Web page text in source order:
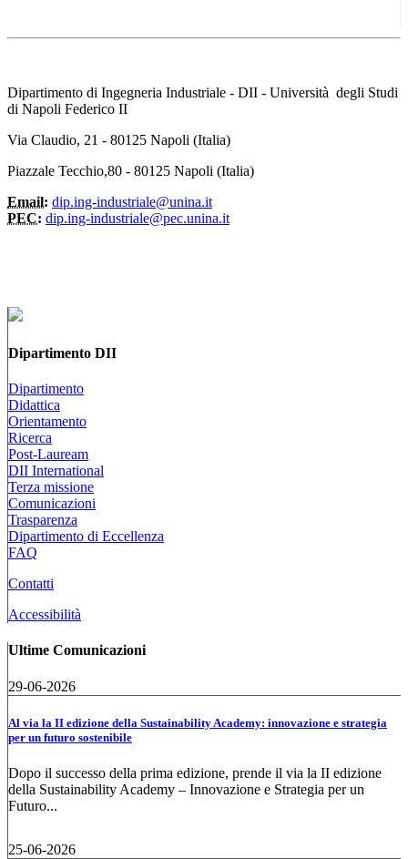
Dipartimento di Ingegneria Industriale - DII - Università degli Studi
di Napoli Federico II
Via Claudio, 21 - 80125 Napoli (Italia)
Piazzale Tecchio,80 - 80125 Napoli (Italia)
Email: dip.ing-industriale@unina.it
PEC: dip.ing-industriale@pec.unina.it
Dipartimento DII
Dipartimento
Didattica
Orientamento
Ricerca
Post-Lauream
DII International
Terza missione
Comunicazioni
Trasparenza
Dipartimento di Eccellenza
FAQ
Contatti
Accessibilità
Ultime Comunicazioni
29-06-2026
Al via la II edizione della Sustainability Academy: innovazione e strategia
per un futuro sostenibile
Dopo il successo della prima edizione, prende il via la II edizione
della Sustainability Academy – Innovazione e Strategia per un
Futuro...
25-06-2026